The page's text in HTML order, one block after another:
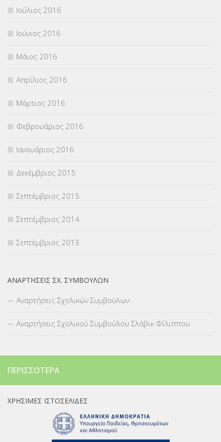
Ιούλιος 2016
Ιούνιος 2016
Μάιος 2016
Απρίλιος 2016
Μάρτιος 2016
Φεβρουάριος 2016
Ιανουάριος 2016
Δεκέμβριος 2015
Σεπτέμβριος 2015
Σεπτέμβριος 2014
Σεπτέμβριος 2013
ΑΝΑΡΤΉΣΕΙΣ ΣΧ. ΣΥΜΒΟΎΛΩΝ
Αναρτήσεις Σχολικών Συμβούλων
Αναρτήσεις Σχολικού Συμβούλου Σλάβικ Φίλιππου
ΠΕΡΙΣΣΌΤΕΡΑ
ΧΡΉΣΙΜΕΣ ΙΣΤΟΣΕΛΊΔΕΣ